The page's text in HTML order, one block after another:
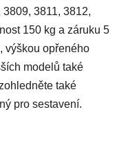
3811, 3812,
150 kg a záruku 5
výškou opřeného
modelů také
také
pro sestavení.